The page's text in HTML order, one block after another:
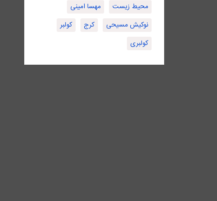
محیط زیست
مهسا امینی
نوکیش مسیحی
کرج
کولبر
کولبری